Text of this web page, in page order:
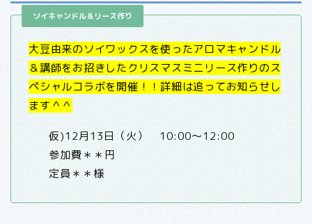
ソイキャンドル＆リース作り
大豆由来のソイワックスを使ったアロマキャンドル
＆講師をお招きしたクリスマスミニリース作りのス
ペシャルコラボを開催！！詳細は追ってお知らせし
ます＾＾
仮)12月13日（火） 10:00〜12:00
参加費＊＊円
定員＊＊様